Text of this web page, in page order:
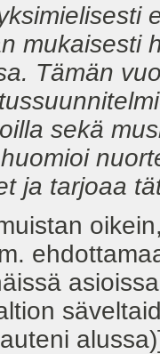
mukaisesti
Tämän
sekä
ja tarjoaa